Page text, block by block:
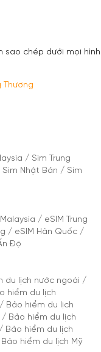
sao chép dưới mọi hình
/ Sim Trung
Sim Nhật Bản / Sim
/ eSIM Trung
/ eSIM Hàn Quốc /
Độ
du lịch nước ngoài /
hiểm du lịch
/ Bảo hiểm du lịch
/ Bảo hiểm du lịch
Bảo hiểm du lịch
Bảo hiểm du lịch Mỹ